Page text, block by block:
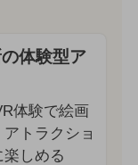
体験型ア
体験で絵画
トラクショ
楽しめる